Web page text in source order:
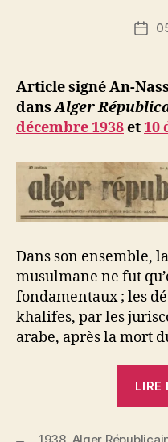
Date
Article signé An-
dansAlger
décembre 1938et10
Dans son ensemble,
musulmane ne fut
fondamentaux ; les
khalifes, par les
arabe, après la mort
LIRE